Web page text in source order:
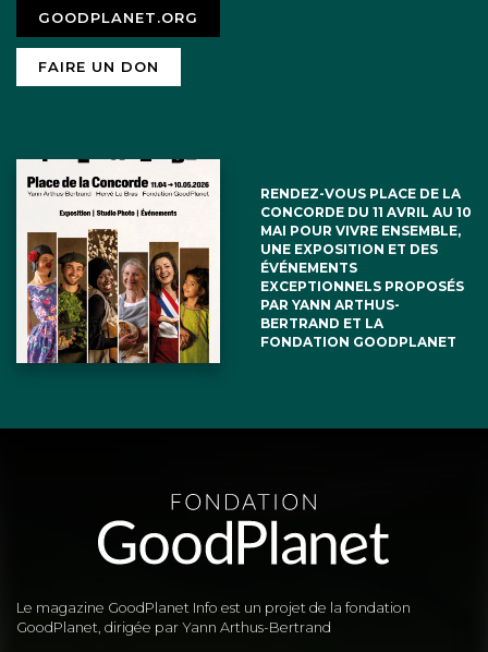
GOODPLANET.ORG
FAIRE UN DON
RENDEZ-VOUS PLACE DE LA
CONCORDE DU 11 AVRIL AU 10
MAI POUR VIVRE ENSEMBLE,
UNE EXPOSITION ET DES
ÉVÉNEMENTS
EXCEPTIONNELS PROPOSÉS
PAR YANN ARTHUS-
BERTRAND ET LA
FONDATION GOODPLANET
Le magazine GoodPlanet Info est un projet de la fondation
GoodPlanet, dirigée par Yann Arthus-Bertrand